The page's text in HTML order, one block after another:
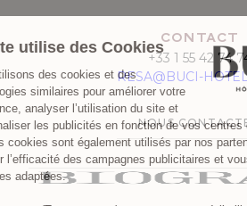
CONTACT
+33 1 55 42 74
RESA@BUCI-
NOUS